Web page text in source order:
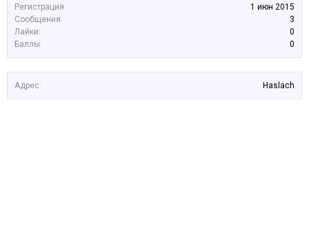
Регистрация:
1 июн 2015
Сообщения:
3
Лайки:
0
Баллы:
0
Адрес: Haslach